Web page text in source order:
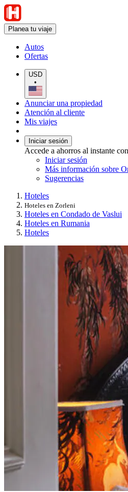
Planea tu viaje
Autos
Ofertas
USD
•
Anunciar una propiedad
Atención al cliente
Mis viajes
Iniciar sesión
Accede a ahorros al instante
Iniciar sesión
Más información sobre
Sugerencias
Hoteles
Hoteles en Zorleni
Hoteles en Condado de Vaslui
Hoteles en Rumania
Hoteles